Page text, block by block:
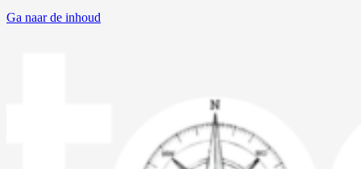
Ga naar de inhoud